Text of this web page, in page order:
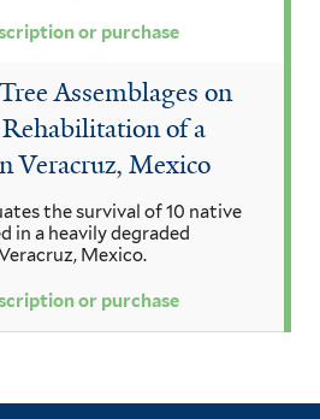
or purchase
Assemblages on
of a
Veracruz, Mexico
the survival of 10 native
in a heavily degraded
Mexico.
or purchase